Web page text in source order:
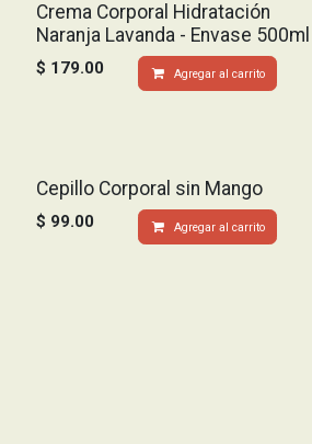
Crema Corporal Hidratación
Naranja Lavanda - Envase 500ml
$ 179.00 Agregar al carrito
Cepillo Corporal sin Mango
$ 99.00 Agregar al carrito